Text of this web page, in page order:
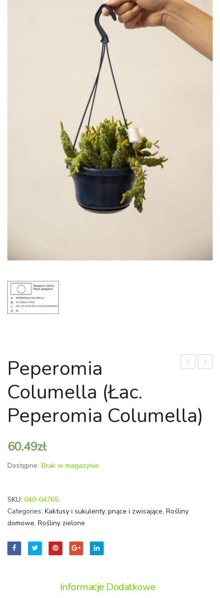
(łac.
Peperomia
Columella (łac.
Peperomia Columella)
60.49zł
Dostępne: Brak w magazynie
SKU: 040-04765
Categories: Kaktusy i sukulenty, pnące i zwisające, Rośliny
domowe, Rośliny zielone
Informacje Dodatkowe